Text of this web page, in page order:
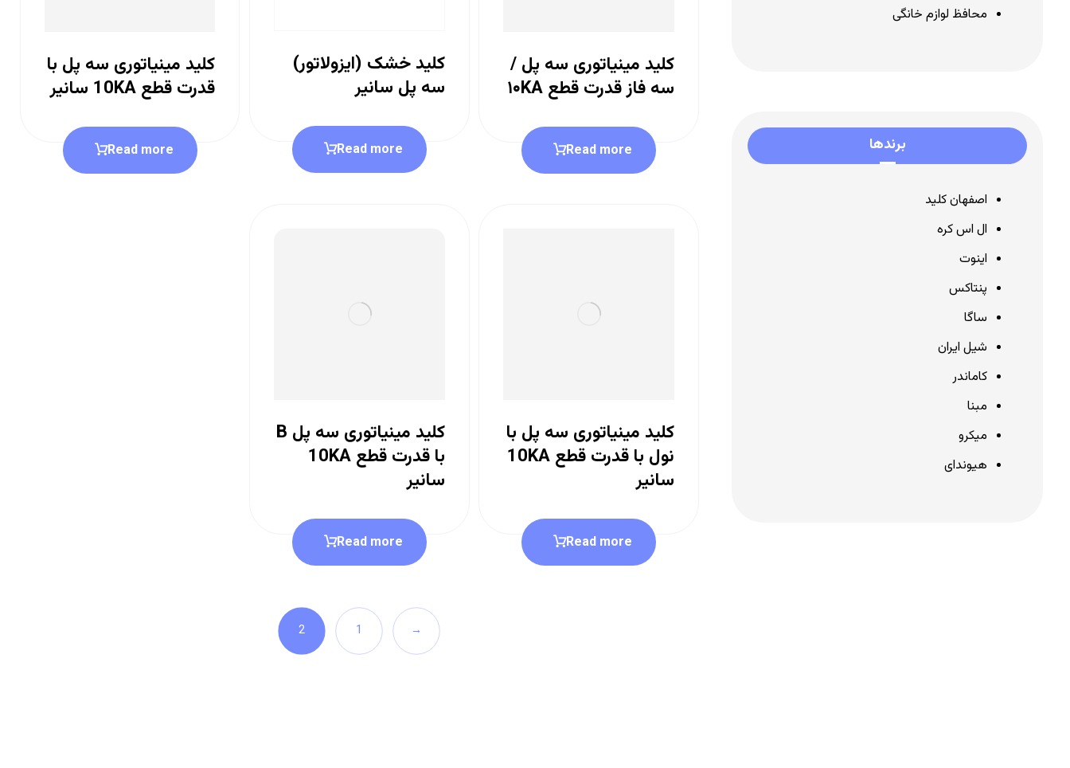
کلید مینیاتوری سه پل /
سه فاز قدرت قطع ۱۰KA
Read more
کلید خشک (ایزولاتور)
سه پل سانیر
Read more
کلید مینیاتوری سه پل با
قدرت قطع 10KA سانیر
Read more
کلید مینیاتوری سه پل با
نول با قدرت قطع 10KA
سانیر
Read more
کلید مینیاتوری سه پل B
با قدرت قطع 10KA
سانیر
Read more
→
1
2
محافظ لوازم خانگی
برندها
اصفهان کلید
ال اس کره
اینوت
پنتاکس
ساگا
شیل ایران
کاماندر
مبنا
میکرو
هیوندای